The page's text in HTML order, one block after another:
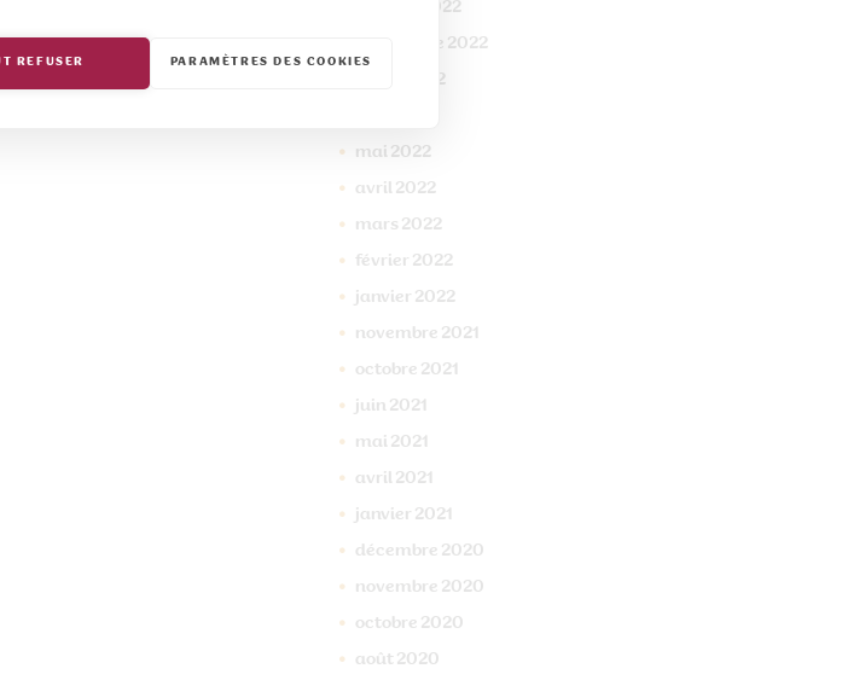
REFUSER PARAMÈTRES DES COOKIES
2022
septembre 2022
2022
mai 2022
avril 2022
mars 2022
février 2022
janvier 2022
novembre 2021
octobre 2021
juin 2021
mai 2021
avril 2021
janvier 2021
décembre 2020
novembre 2020
octobre 2020
août 2020